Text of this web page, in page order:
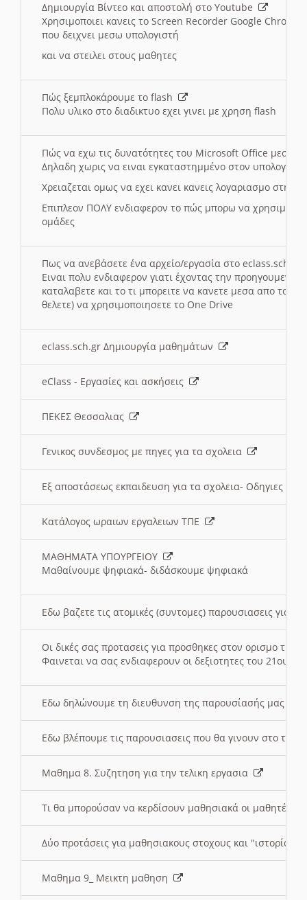
Δημιουργία Βίντεο και αποστολή στο Youtube
Χρησιμοποιει κανεις το Screen Recorder Google Chrome
που δειχνει μεσω υπολογιστή
και να στειλει στους μαθητες
Πώς ξεμπλοκάρουμε το flash
Πολυ υλικο στο διαδικτυο εχει γινει με χρηση flash
Πώς να εχω τις δυνατότητες του Microsoft Office μεσω
Δηλαδη χωρις να ειναι εγκαταστημμένο στον
Χρειαζεται ομως να εχει κανει κανεις λογαριασμο στη
Επιπλεον ΠΟΛΥ ενδιαφερον το πώς μπορω να
ομάδες
Πως να ανεβάσετε ένα αρχείο/εργασία στο eclass.sch.gr
Ειναι πολυ ενδιαφερον γιατι έχοντας την
καταλαβετε και το τι μπορειτε να κανετε μεσα απο το
θελετε) να χρησιμοποιησετε το One Drive
eclass.sch.gr Δημιουργία μαθημάτων
eClass - Εργασίες και ασκήσεις
ΠΕΚΕΣ Θεσσαλιας
Γενικος συνδεσμος με πηγες για τα σχολεια
Εξ αποστάσεως εκπαιδευση για τα σχολεια- Οδηγιες
Κατάλογος ωραιων εργαλειων ΤΠΕ
ΜΑΘΗΜΑΤΑ ΥΠΟΥΡΓΕΙΟΥ
Μαθαίνουμε ψηφιακά- διδάσκουμε ψηφιακά
Εδω βαζετε τις ατομικές (συντομες) παρουσιασεις για
Οι δικές σας προτασεις για προσθηκες στον ορισμο
Φαινεται να σας ενδιαφερουν οι δεξιοτητες του 21ου
Εδω δηλώνουμε τη διευθυνση της παρουσίασής μας
Εδω βλέπουμε τις παρουσιασεις που θα γινουν στο
Μαθημα 8. Συζητηση για την τελικη εργασια
Τι θα μπορούσαν να κερδίσουν μαθησιακά οι μαθητές/
Δύο προτάσεις για μαθησιακους στοχους και "ιστορία"
Μαθημα 9_ Μεικτη μαθηση